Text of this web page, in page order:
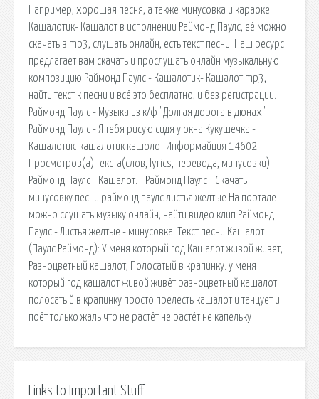
Например, хорошая песня, а также минусовка и караоке
Кашалотик- Кашалот в исполнении Раймонд Паулс, её можно
скачать в mp3, слушать онлайн, есть текст песни. Наш ресурс
предлагает вам скачать и прослушать онлайн музыкальную
композицию Раймонд Паулс - Кашалотик- Кашалот mp3,
найти текст к песни и всё это бесплатно, и без регистрации.
Раймонд Паулс - Музыка из к/ф "Долгая дорога в дюнах"
Раймонд Паулс - Я тебя рисую сидя у окна Кукушечка -
Кашалотик. кашалотик кашолот Информайция 14602 -
Просмотров(a) текста(слов, lyrics, перевода, минусовки)
Раймонд Паулс - Кашалот. - Раймонд Паулс - Скачать
минусовку песни раймонд паулс листья желтые На портале
можно слушать музыку онлайн, найти видео клип Раймонд
Паулс - Листья желтые - минусовка. Текст песни Кашалот
(Паулс Раймонд): У меня который год Кашалот живой живет,
Разноцветный кашалот, Полосатый в крапинку. у меня
который год кашалот живой живёт разноцветный кашалот
полосатый в крапинку просто прелесть кашалот и танцует и
поёт только жаль что не растёт не растёт не капельку
Links to Important Stuff